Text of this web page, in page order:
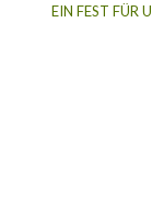
EIN FEST FÜR